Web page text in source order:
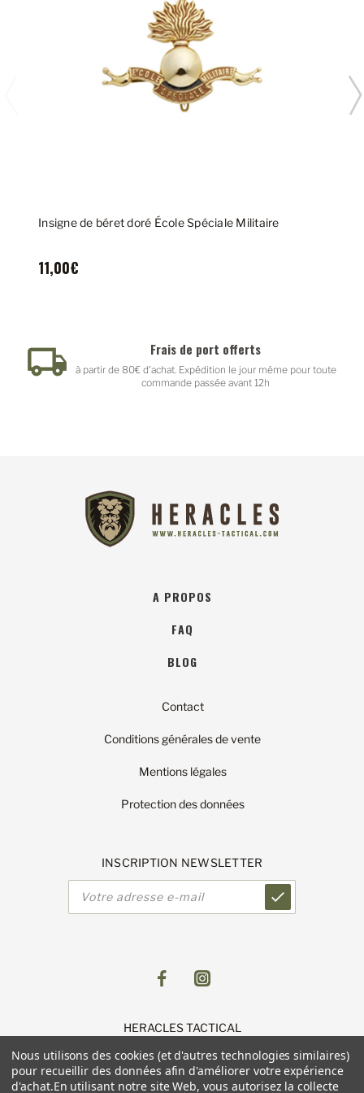
Insigne de béret doré École Spéciale Militaire
11,00€
Frais de port offerts
à partir de 80€ d'achat. Expédition le jour même pour toute
commande passée avant 12h
A PROPOS
FAQ
BLOG
Contact
Conditions générales de vente
Mentions légales
Protection des données
INSCRIPTION NEWSLETTER
HERACLES TACTICAL
11 Parc du Luetzelfeld
67118 GEISPOLSHEIM
Nous utilisons des cookies (et d'autres technologies similaires)
pour recueillir des données afin d'améliorer votre expérience
d'achat.En utilisant notre site Web, vous autorisez la collecte